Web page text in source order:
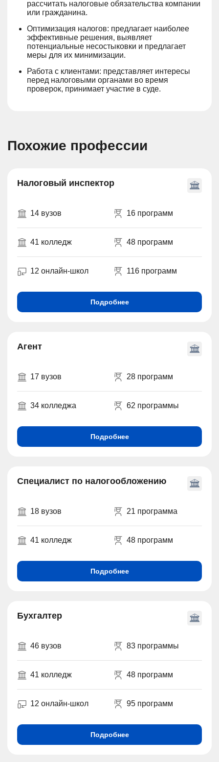
рассчитать налоговые обязательства компании
или гражданина.
Оптимизация налогов: предлагает наиболее
эффективные решения, выявляет
потенциальные несостыковки и предлагает
меры для их минимизации.
Работа с клиентами: представляет интересы
перед налоговыми органами во время
проверок, принимает участие в суде.
Похожие профессии
Налоговый инспектор
14 вузов 16 программ
41 колледж 48 программ
12 онлайн-школ 116 программ
Подробнее
Агент
17 вузов 28 программ
34 колледжа 62 программы
Подробнее
Специалист по налогообложению
18 вузов 21 программа
41 колледж 48 программ
Подробнее
Бухгалтер
46 вузов 83 программы
41 колледж 48 программ
12 онлайн-школ 95 программ
Подробнее